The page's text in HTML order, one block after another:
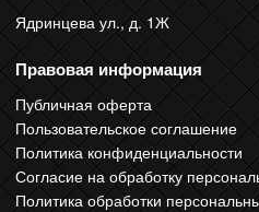
Ядринцева ул., д. 1Ж
Правовая информация
Публичная оферта
Пользовательское соглашение
Политика конфиденциальности
Согласие на обработку
Политика обработки